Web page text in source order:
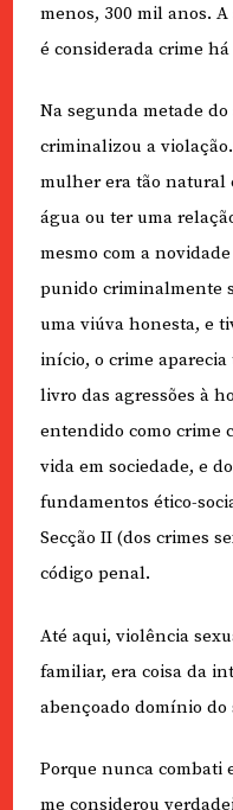
menos, 300 mil anos.
é considerada crime
Na segunda metade
criminalizou a
mulher era tão natural
água ou ter uma
mesmo com a
punido criminalmente
uma viúva honesta, e
início, o crime
livro das agressões à
entendido como crime
vida em sociedade, e
fundamentos ético-
Secção II (dos crimes
código penal.
Até aqui, violência
familiar, era coisa da
abençoado domínio do
Porque nunca combati
me considerou